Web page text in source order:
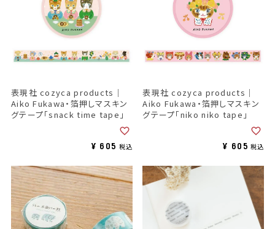
表現社 cozyca products｜
Aiko Fukawa・箔押しマスキン
グテープ「snack time tape」
¥ 605 税込
表現社 cozyca products｜
Aiko Fukawa・箔押しマスキン
グテープ「niko niko tape」
¥ 605 税込